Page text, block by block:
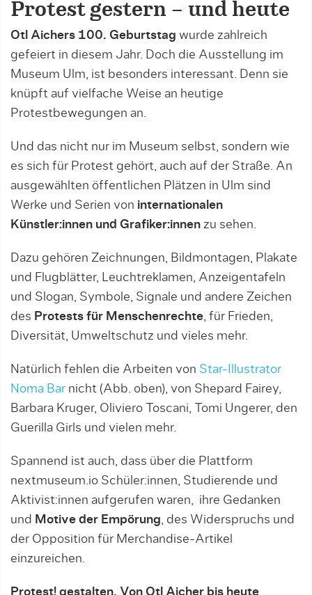
Protest gestern – und heute
Otl Aichers 100. Geburtstag wurde zahlreich
gefeiert in diesem Jahr. Doch die Ausstellung im
Museum Ulm, ist besonders interessant. Denn sie
knüpft auf vielfache Weise an heutige
Protestbewegungen an.
Und das nicht nur im Museum selbst, sondern wie
es sich für Protest gehört, auch auf der Straße. An
ausgewählten öffentlichen Plätzen in Ulm sind
Werke und Serien von internationalen
Künstler:innen und Grafiker:innen zu sehen.
Dazu gehören Zeichnungen, Bildmontagen, Plakate
und Flugblätter, Leuchtreklamen, Anzeigentafeln
und Slogan, Symbole, Signale und andere Zeichen
des Protests für Menschenrechte, für Frieden,
Diversität, Umweltschutz und vieles mehr.
Natürlich fehlen die Arbeiten von Star-Illustrator
Noma Bar nicht (Abb. oben), von Shepard Fairey,
Barbara Kruger, Oliviero Toscani, Tomi Ungerer, den
Guerilla Girls und vielen mehr.
Spannend ist auch, dass über die Plattform
nextmuseum.io Schüler:innen, Studierende und
Aktivist:innen aufgerufen waren, ihre Gedanken
und Motive der Empörung, des Widerspruchs und
der Opposition für Merchandise-Artikel
einzureichen.
Protest! gestalten. Von Otl Aicher bis heute